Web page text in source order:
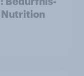
Nutrition